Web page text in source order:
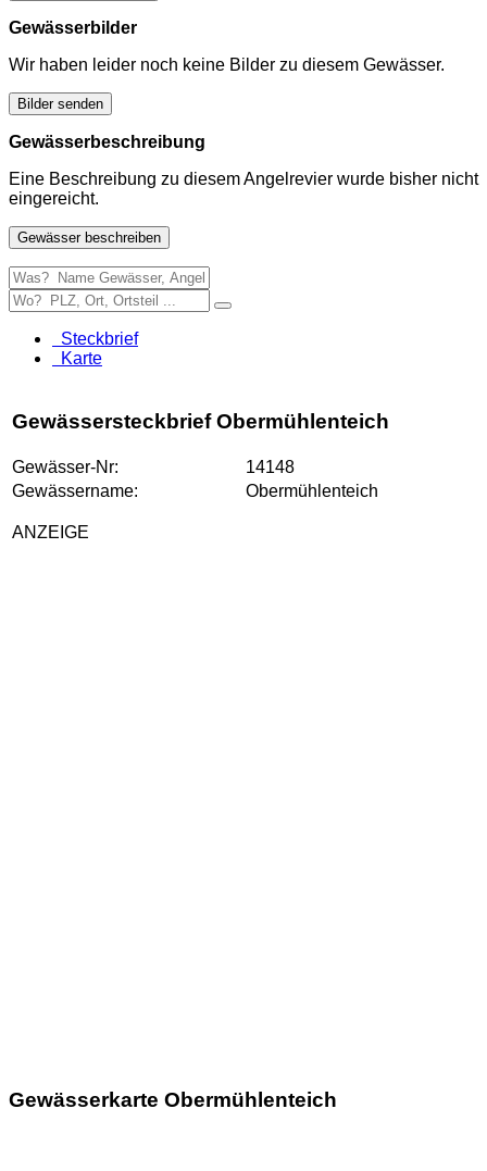
Gewässerbilder
Wir haben leider noch keine Bilder zu diesem Gewässer.
Bilder senden
Gewässerbeschreibung
Eine Beschreibung zu diesem Angelrevier wurde bisher nicht
eingereicht.
Gewässer beschreiben
Steckbrief
Karte
Gewässersteckbrief Obermühlenteich
Gewässer-Nr:
14148
Gewässername:
Obermühlenteich
ANZEIGE
Gewässerkarte Obermühlenteich